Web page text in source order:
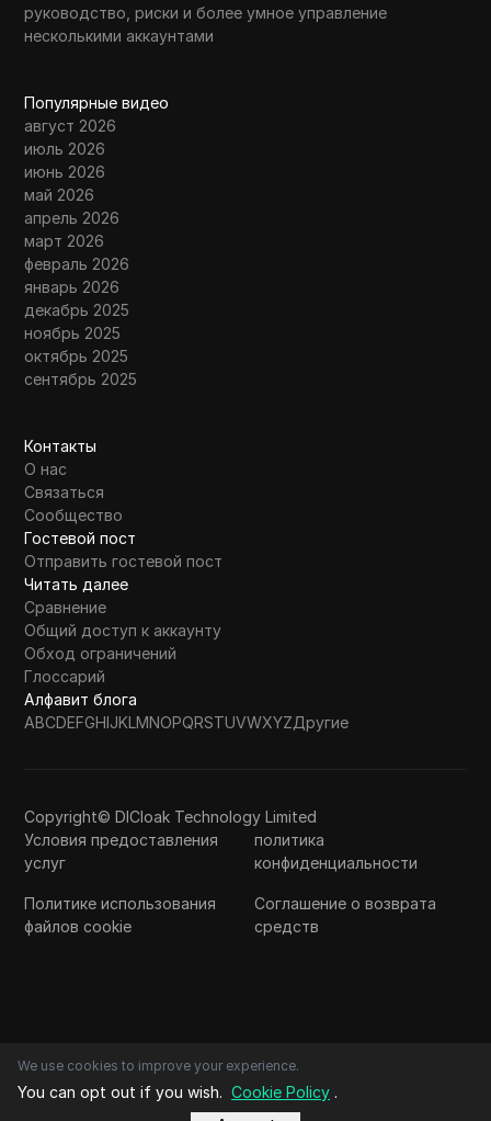
руководство, риски и более умное управление
несколькими аккаунтами
Популярные видео
август 2026
июль 2026
июнь 2026
май 2026
апрель 2026
март 2026
февраль 2026
январь 2026
декабрь 2025
ноябрь 2025
октябрь 2025
сентябрь 2025
Контакты
О нас
Связаться
Сообщество
Гостевой пост
Отправить гостевой пост
Читать далее
Сравнение
Общий доступ к аккаунту
Обход ограничений
Глоссарий
Алфавит блога
ABCDEFGHIJKLMNOPQRSTUVWXYZДругие
Copyright© DICloak Technology Limited
Условия предоставления
услуг
политика
конфиденциальности
Политике использования
файлов cookie
Соглашение о возврата
средств
We use cookies to improve your experience.
You can opt out if you wish. Cookie Policy .